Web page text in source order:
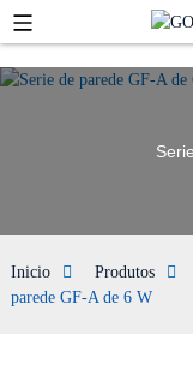
Inicio Produtos
parede GF-A de 6 W